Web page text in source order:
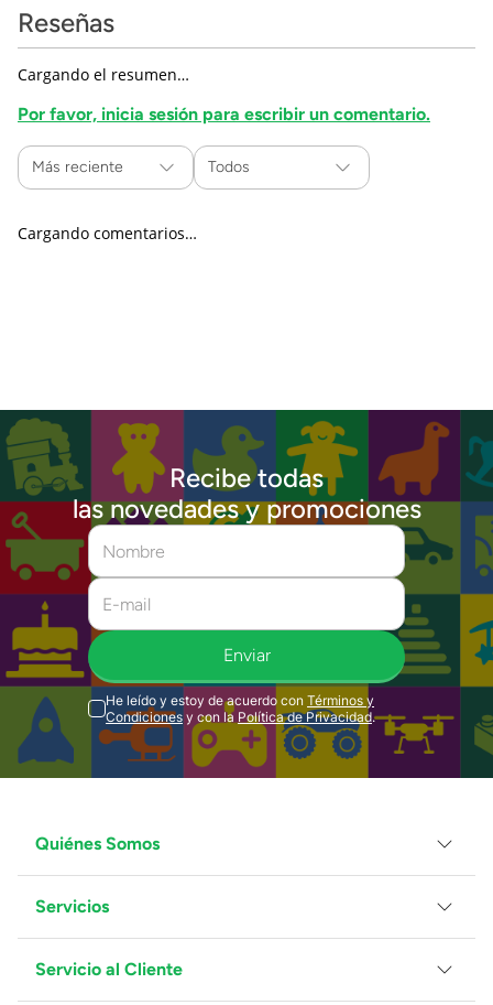
Reseñas
Cargando el resumen…
Por favor, inicia sesión para escribir un comentario.
Más reciente Todos
Cargando comentarios…
Recibe todas
las novedades y promociones
Enviar
He leído y estoy de acuerdo con Términos y
Condiciones y con la Política de Privacidad.
Quiénes Somos
Grupo Juguetron
Localiza tu tienda
Blog
Servicios
Facturación
Proveedores
Servicio al Cliente